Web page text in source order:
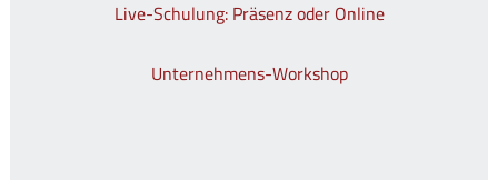
Live-Schulung: Präsenz oder Online
Unternehmens-Workshop